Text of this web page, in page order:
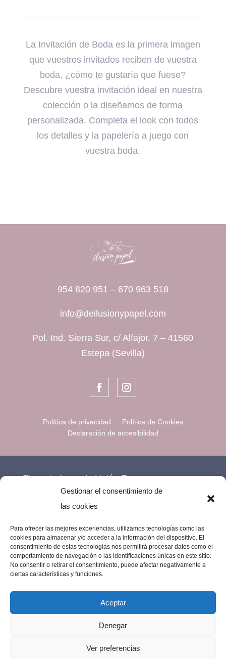
Gestionar el consentimiento de
las cookies
Para ofrecer las mejores experiencias, utilizamos tecnologías como las
cookies para almacenar y/o acceder a la información del dispositivo. El
consentimiento de estas tecnologías nos permitirá procesar datos como el
comportamiento de navegación o las identificaciones únicas en este sitio.
No consentir o retirar el consentimiento, puede afectar negativamente a
ciertas características y funciones.
Aceptar
Denegar
Ver preferencias
La Invitación de Boda es la primera imagen
que vuestros invitados reciben de vuestra
boda, ¿cómo te gustaría que fuese?
Descubre vuestra invitación ideal en nuestra
colección o la diseñamos de forma
personalizada. Completa el look con todos
los detalles y la papelería a juego con
vuestra boda.
954 820 951 – 670 963 518
info@deilusionypapel.com
Pol. Ind. Sierra Sur, c/ Alfajor, 7 – 41560
Estepa (Sevilla)
Política de privacidad
Política de Cookies
Declaración de accesibilidad
Financiado por la Unión Europea –
NextGenerationEU.
Imprenta Los Remedios © 2023 | Todos los